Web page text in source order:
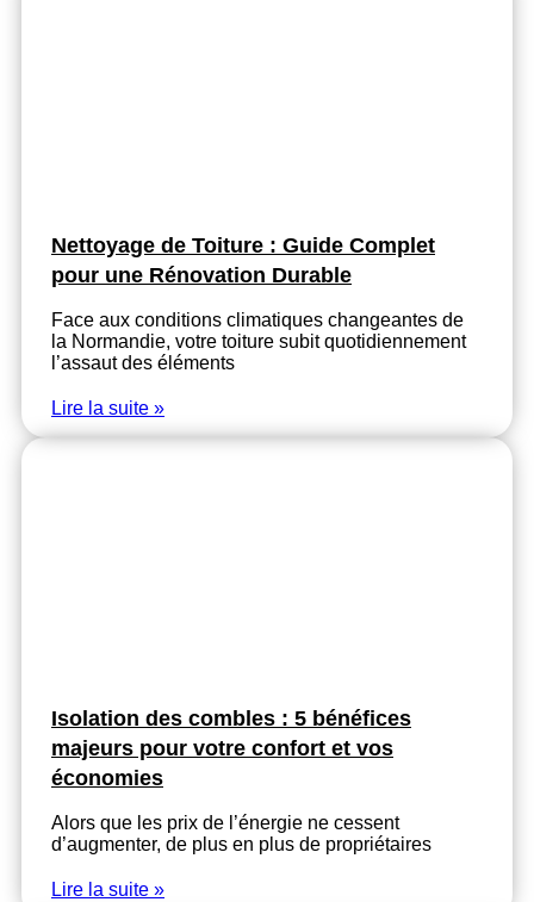
Nettoyage de Toiture : Guide Complet
pour une Rénovation Durable
Face aux conditions climatiques changeantes de
la Normandie, votre toiture subit quotidiennement
l’assaut des éléments
Lire la suite »
Isolation des combles : 5 bénéfices
majeurs pour votre confort et vos
économies
Alors que les prix de l’énergie ne cessent
d’augmenter, de plus en plus de propriétaires
Lire la suite »